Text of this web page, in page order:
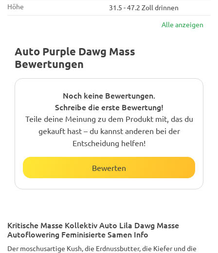
Höhe
31.5 - 47.2 Zoll drinnen
Alle anzeigen
Auto Purple Dawg Mass
Bewertungen
Noch keine Bewertungen.
Schreibe die erste Bewertung!
Teile deine Meinung zu dem Produkt mit, das du
gekauft hast – du kannst anderen bei der
Entscheidung helfen!
Bewerten
Kritische Masse Kollektiv Auto Lila Dawg Masse
Autoflowering Feminisierte Samen Info
Der moschusartige Kush, die Erdnussbutter, die Kiefer und die